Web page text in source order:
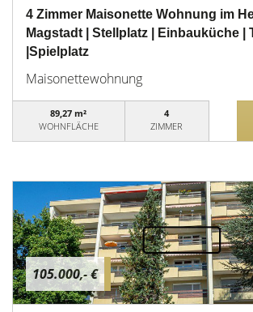
4 Zimmer Maisonette Wohnung im
Magstadt | Stellplatz | Einbauküche |
|Spielplatz
Maisonettewohnung
89,27 m²
WOHNFLÄCHE
4
ZIMMER
105.000,- €